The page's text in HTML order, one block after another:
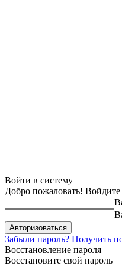
Войти в систему
Добро пожаловать!
Забыли пароль? Получить
Восстановление пароля
Восстановите свой пароль